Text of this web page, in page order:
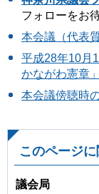
フォローをお
本会議（代表
平成28年10月
かながわ憲章
本会議傍聴時
このページ
議会局